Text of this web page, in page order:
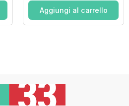
Aggiungi al carrello